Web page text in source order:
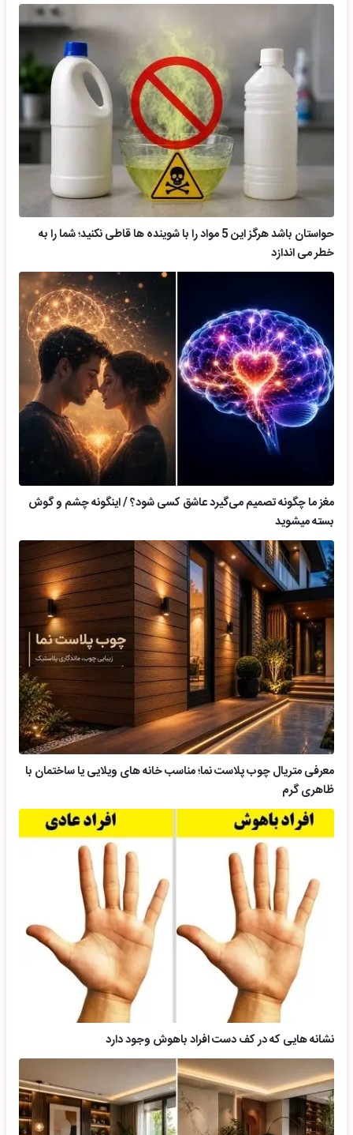
حواستان باشد هرگز این 5 مواد را با شوینده ها قاطی نکنید؛ شما را به
خطر می اندازد
مغز ما چگونه تصمیم می‌گیرد عاشق کسی شود؟ / اینگونه چشم و گوش
بسته میشوید
معرفی متریال چوب پلاست نما؛ مناسب خانه های ویلایی یا ساختمان با
ظاهری گرم
نشانه هایی که در کف دست افراد باهوش وجود دارد